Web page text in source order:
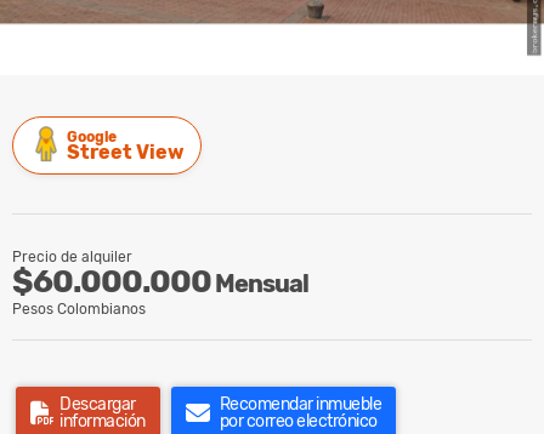
Google
Street View
Precio de alquiler
$60.000.000Mensual
Pesos Colombianos
Descargar
información
Recomendar inmueble
por correo electrónico